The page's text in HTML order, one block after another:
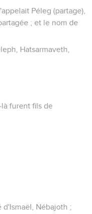
Péleg (partage),
; et le nom de
Hatsarmaveth,
furent fils de
Nébajoth ;